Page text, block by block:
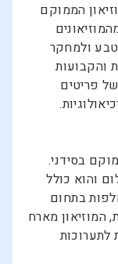
הממוקם
ולמחקר
והקבועות
פריטים
בסידני.
והוא כולל
בתחום
המוזיאון מארח
לתערוכות